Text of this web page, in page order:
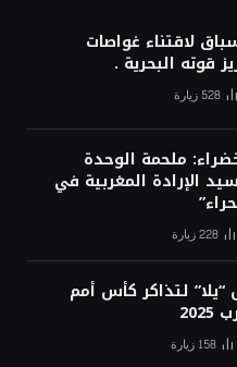
لاقتناء غواصات
قوته البحرية .
528 زيارة
ملحمة الوحدة
الإرادة المغربية في
228زيارة
لتذاكر كأس أمم
158 زيارة